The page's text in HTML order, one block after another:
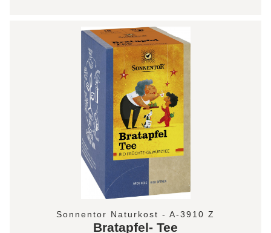
Sonnentor Naturkost - A-3910 Z
Bratapfel- Tee